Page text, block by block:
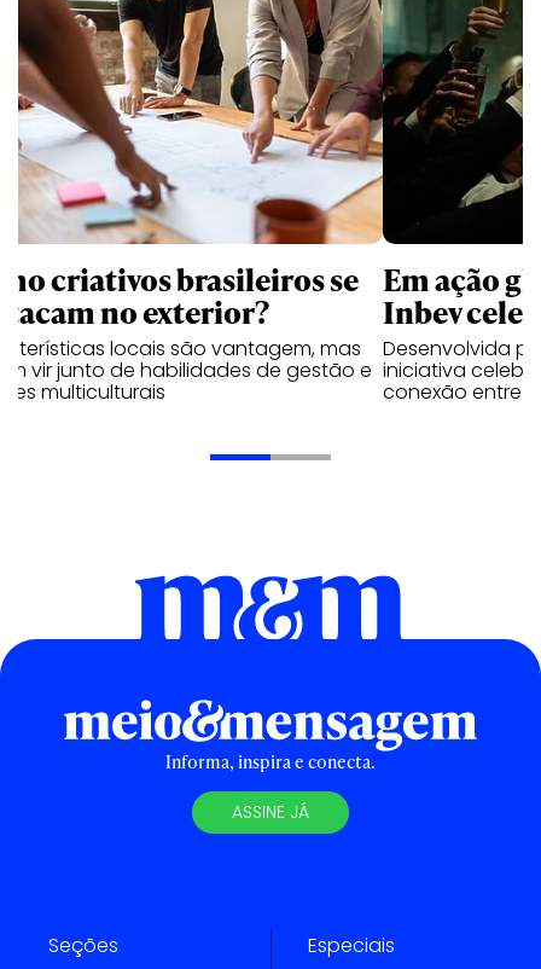
criativos brasileiros se
no exterior?
locais são vantagem, mas
vir junto de habilidades de gestão e
multiculturais
Em ação
Inbev
Desenvolvida
iniciativa
conexão entre
Informa, inspira e conecta.
ASSINE JÁ
Seções Especiais